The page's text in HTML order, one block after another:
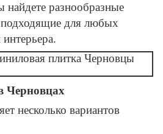
найдете разнообразные
для любых
Черновцах
несколько вариантов